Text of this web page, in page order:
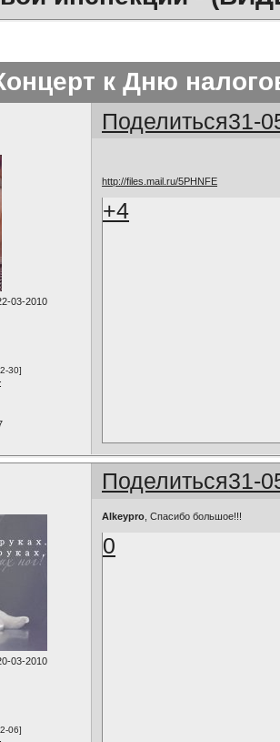
к Дню
Поделиться31-
03-2010
30]
http://files.mail.ru/5PHNFE
+4
Поделиться31-
03-2010
06]
Alkeypro , Спасибо большое!!!
0